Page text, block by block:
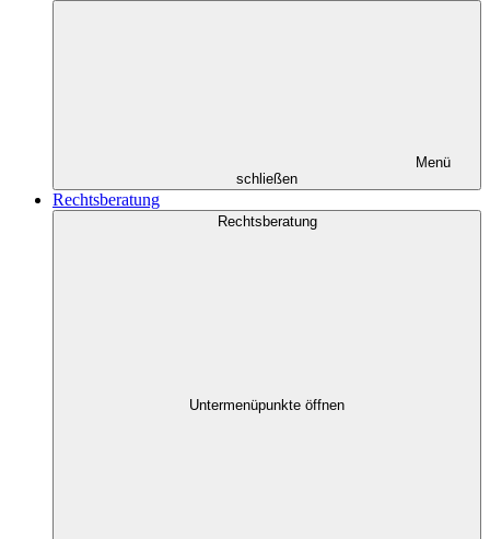
Menü
schließen
Rechtsberatung
Rechtsberatung
Untermenüpunkte öffnen